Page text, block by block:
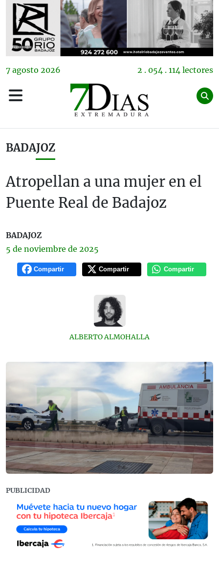
7 agosto 2026 2 . 054 . 114 lectores
BADAJOZ
Atropellan a una mujer en el
Puente Real de Badajoz
BADAJOZ
5 de noviembre de 2025
Compartir Compartir Compartir
ALBERTO ALMOHALLA
PUBLICIDAD